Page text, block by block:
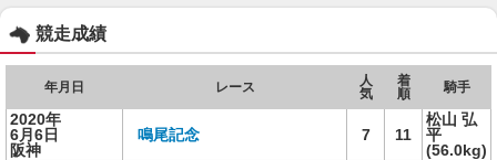
競走成績
年月日 レース
人
気
着
順
騎手
2020年
6月6日
阪神
鳴尾記念 7 11
松山 弘
平
(56.0kg)